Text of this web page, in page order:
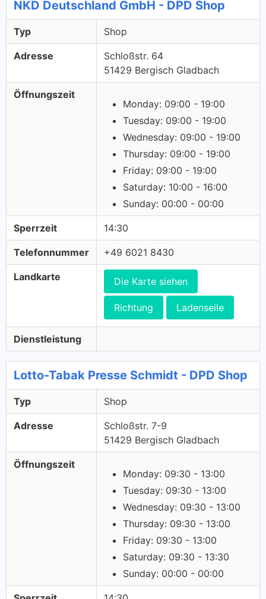
NKD Deutschland GmbH - DPD Shop
Typ Shop
Adresse
Schloßstr. 64
51429 Bergisch Gladbach
Öffnungszeit
Monday: 09:00 - 19:00
Tuesday: 09:00 - 19:00
Wednesday: 09:00 - 19:00
Thursday: 09:00 - 19:00
Friday: 09:00 - 19:00
Saturday: 10:00 - 16:00
Sunday: 00:00 - 00:00
Sperrzeit 14:30
Telefonnummer +49 6021 8430
Landkarte Die Karte siehen
Richtung Ladenseile
Dienstleistung
Lotto-Tabak Presse Schmidt - DPD Shop
Typ Shop
Adresse
Schloßstr. 7-9
51429 Bergisch Gladbach
Öffnungszeit
Monday: 09:30 - 13:00
Tuesday: 09:30 - 13:00
Wednesday: 09:30 - 13:00
Thursday: 09:30 - 13:00
Friday: 09:30 - 13:00
Saturday: 09:30 - 13:30
Sunday: 00:00 - 00:00